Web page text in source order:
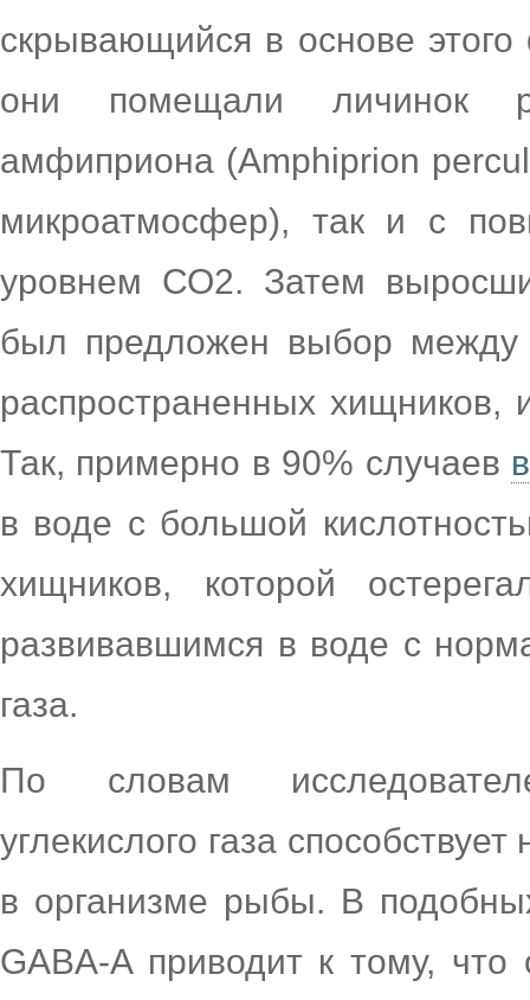
скрывающийся в основе
они помещали личинок
амфиприона (Amphiprion
микроатмосфер), так и с
уровнем СО2. Затем
был предложен выбор
распространенных хищников,
Так, примерно в 90% случаев
в воде с большой
хищников, которой
развивавшимся в воде с
газа.
По словам
углекислого газа
в организме рыбы. В
GABA-A приводит к тому,